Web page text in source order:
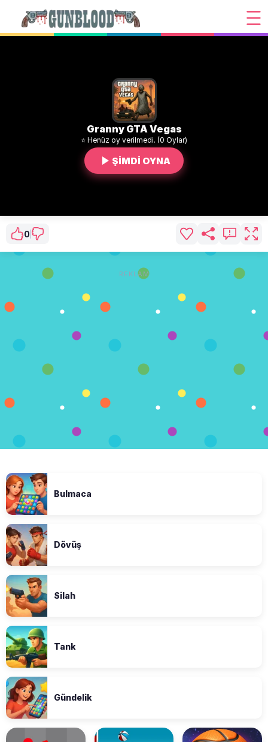
Granny GTA Vegas
⭐ Henüz oy verilmedi. (0 Oylar)
ŞİMDİ OYNA
0
REKLAM
Bulmaca
Dövüş
Silah
Tank
Gündelik